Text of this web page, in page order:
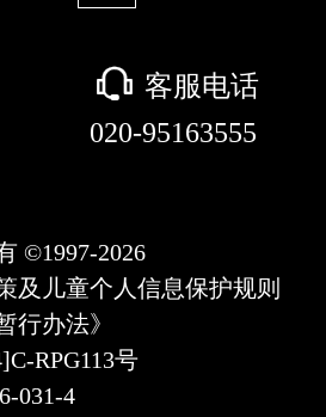
򰀃 客服电话
020-95163555
©1997-2026
及儿童个人信息保护规则
行办法》
RPG113号
031-4